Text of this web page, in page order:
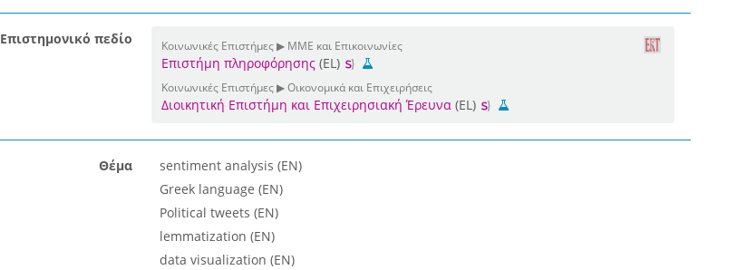
Επιστημονικό πεδίο Κοινωνικές Επιστήμες ▶ ΜΜΕ και Επικοινωνίες
Επιστήμη πληροφόρησης(EL)
Κοινωνικές Επιστήμες ▶ Οικονομικά και Επιχειρήσεις
Διοικητική Επιστήμη και Επιχειρησιακή Έρευνα(EL)
Θέμα
sentiment analysis (EN)
Greek language (EN)
Political tweets (EN)
lemmatization (EN)
data visualization (EN)